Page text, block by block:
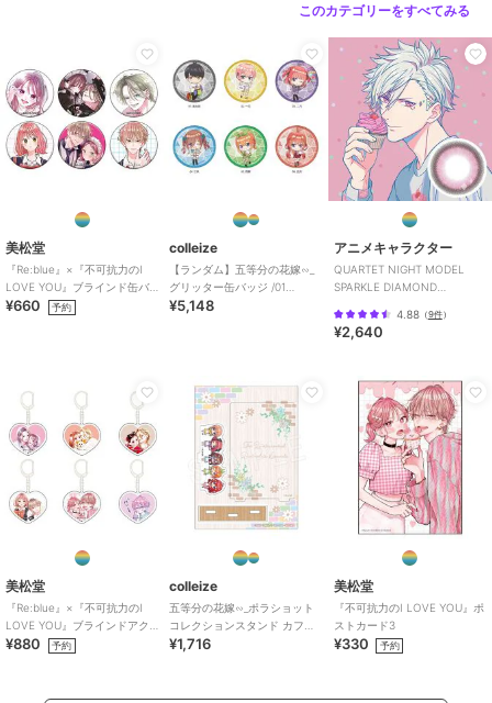
このカテゴリーをすべてみる
美松堂
『Re:blue』×『不可抗力のI
LOVE YOU』ブラインド缶バ
ッジ（全6種）
¥660 予約
colleize
【ランダム】五等分の花嫁∽_
グリッター缶バッジ /01
BOXB(全6種)【コンプリート
¥5,148
アニメキャラクター
QUARTET NIGHT MODEL
SPARKLE DIAMOND
4.88（9件）
¥2,640
美松堂
『Re:blue』×『不可抗力のI
LOVE YOU』ブラインドアク
リルキーホルダー（全6種）
¥880 予約
colleize
五等分の花嫁∽_ポラショット
コレクションスタンド カフェ
Ver. 洋
¥1,716
美松堂
『不可抗力のI LOVE YOU』ポ
ストカード3
¥330 予約